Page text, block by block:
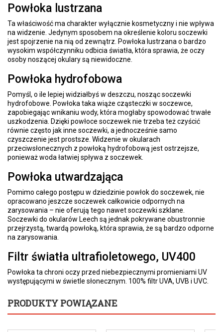
Powłoka lustrzana
Ta właściwość ma charakter wyłącznie kosmetyczny i nie wpływa
na widzenie. Jedynym sposobem na określenie koloru soczewki
jest spojrzenie na nią od zewnątrz. Powłoka lustrzana o bardzo
wysokim współczynniku odbicia światła, która sprawia, że oczy
osoby noszącej okulary są niewidoczne.
Powłoka hydrofobowa
Pomyśl, o ile lepiej widziałbyś w deszczu, nosząc soczewki
hydrofobowe. Powłoka taka wiąże cząsteczki w soczewce,
zapobiegając wnikaniu wody, która mogłaby spowodować trwałe
uszkodzenia. Dzięki powłoce soczewek nie trzeba też czyścić
równie często jak inne soczewki, a jednocześnie samo
czyszczenie jest prostsze. Widzenie w okularach
przeciwsłonecznych z powłoką hydrofobową jest ostrzejsze,
ponieważ woda łatwiej spływa z soczewek.
Powłoka utwardzająca
Pomimo całego postępu w dziedzinie powłok do soczewek, nie
opracowano jeszcze soczewek całkowicie odpornych na
zarysowania – nie oferują tego nawet soczewki szklane.
Soczewki do okularów Leech są jednak pokrywane obustronnie
przejrzystą, twardą powłoką, która sprawia, że są bardzo odporne
na zarysowania.
Filtr światła ultrafioletowego, UV400
Powłoka ta chroni oczy przed niebezpiecznymi promieniami UV
występującymi w świetle słonecznym. 100% filtr UVA, UVB i UVC.
PRODUKTY POWIĄZANE